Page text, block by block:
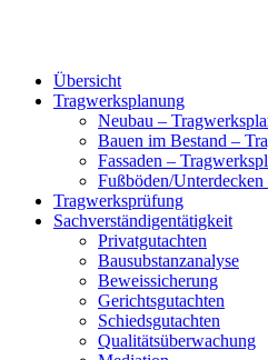
Übersicht
Tragwerksplanung
Neubau –
Bauen im Bestand –
Fassaden –
Fußböden/
Tragwerksprüfung
Sachverständigentätigkeit
Privatgutachten
Bausubstanzanalyse
Beweissicherung
Gerichtsgutachten
Schiedsgutachten
Qualitätsüberwachung